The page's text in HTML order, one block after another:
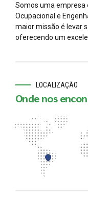
Somos uma empresa
Ocupacional e
maior missão é levar
oferecendo um
LOCALIZAÇÃO
Onde nos